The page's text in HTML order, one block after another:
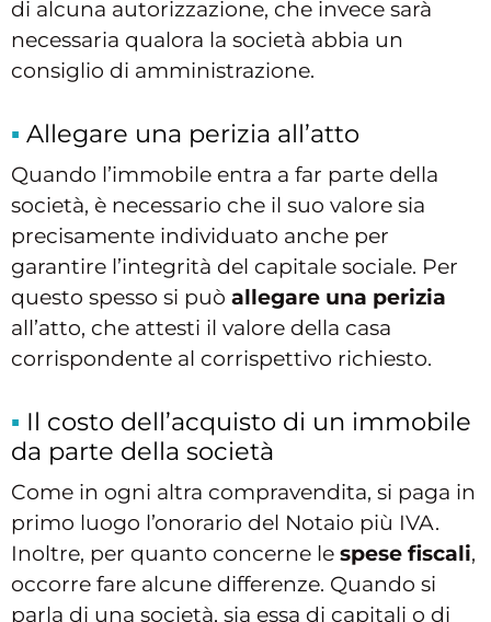
di alcuna autorizzazione, che invece sarà
necessaria qualora la società abbia un
consiglio di amministrazione.
Allegare una perizia all’atto
Quando l’immobile entra a far parte della
società, è necessario che il suo valore sia
precisamente individuato anche per
garantire l’integrità del capitale sociale. Per
questo spesso si può allegare una perizia
all’atto, che attesti il valore della casa
corrispondente al corrispettivo richiesto.
Il costo dell’acquisto di un immobile
da parte della società
Come in ogni altra compravendita, si paga in
primo luogo l’onorario del Notaio più IVA.
Inoltre, per quanto concerne le spese fiscali,
occorre fare alcune differenze. Quando si
parla di una società, sia essa di capitali o di